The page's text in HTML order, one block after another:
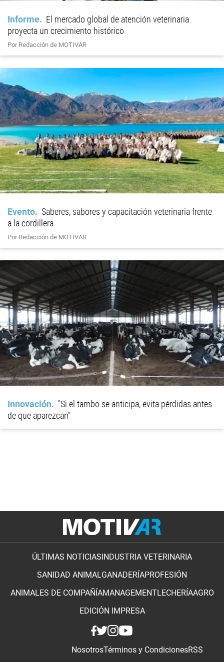
Informe
El mercado global de atención veterinaria
proyecta un crecimiento histórico
Por Redacción de MOTIVAR
Evento
Saberes, sabores y capacitación veterinaria frente
a la cordillera
Por Redacción de MOTIVAR
Innovación
"Si el tambo se anticipa, evita pérdidas antes
de que aparezcan"
ÚLTIMAS NOTICIAS INDUSTRIA VETERINARIA
SANIDAD ANIMALGANADERÍAPROFESIÓN
ANIMALES DE COMPAÑÍAMANAGEMENTLECHERÍAAGRO
EDICIÓN IMPRESA
NosotrosTérminos y CondicionesRSS